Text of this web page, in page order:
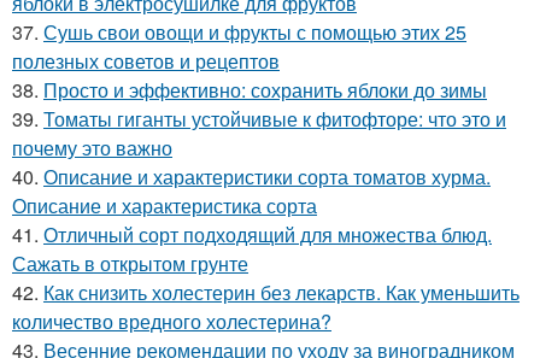
37. Сушь свои овощи и фрукты с помощью этих 25
полезных советов и рецептов
38. Просто и эффективно: сохранить яблоки до зимы
39. Томаты гиганты устойчивые к фитофторе: что это и
почему это важно
40. Описание и характеристики сорта томатов хурма.
Описание и характеристика сорта
41. Отличный сорт подходящий для множества блюд.
Сажать в открытом грунте
42. Как снизить холестерин без лекарств. Как уменьшить
количество вредного холестерина?
43. Весенние рекомендации по уходу за виноградником